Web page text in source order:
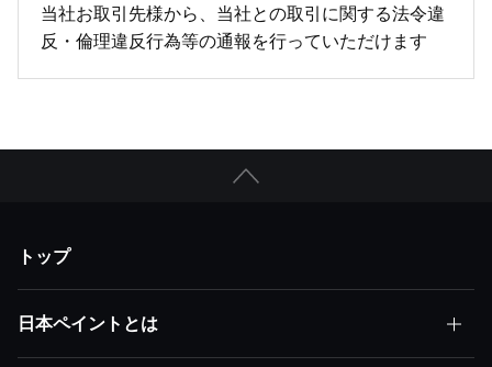
当社お取引先様から、当社との取引に関する法令違
反・倫理違反行為等の通報を行っていただけます
トップ
日本ペイントとは